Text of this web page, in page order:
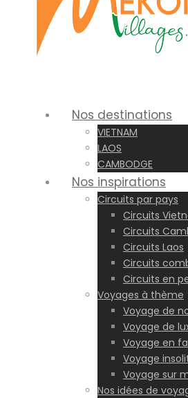
Nos destinations
VIETNAM
LAOS
CAMBODGE
Nos inspirations
Circuits par pays
Circuits
Circuits
Circuits Laos
Circuits
Circuits en
Voyages à thème
Voyage de
Voyage de
Voyage en
Voyage
Voyage sur
Nos idées de